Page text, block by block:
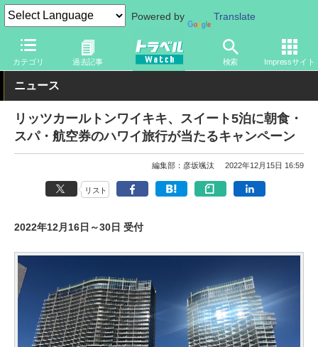
Powered by Translate
カテゴリ 過去記事 検索 Impressサイト
トラベル Watch 地域 海外旅行 ハワイ
ニュース
リッツカールトンワイキキ、スイート5泊に朝食・
スパ・航空券のハワイ旅行が当たるキャンペーン
編集部：彦坂颯汰 2022年12月15日 16:59
リスト
2022年12月16日～30日 受付